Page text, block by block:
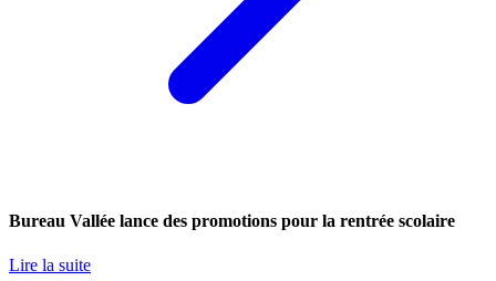
Bureau Vallée lance des promotions pour la rentrée scolaire
Lire la suite